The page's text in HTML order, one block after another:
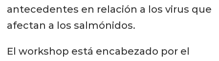
antecedentes en relación a los virus que
afectan a los salmónidos.
El workshop está encabezado por el